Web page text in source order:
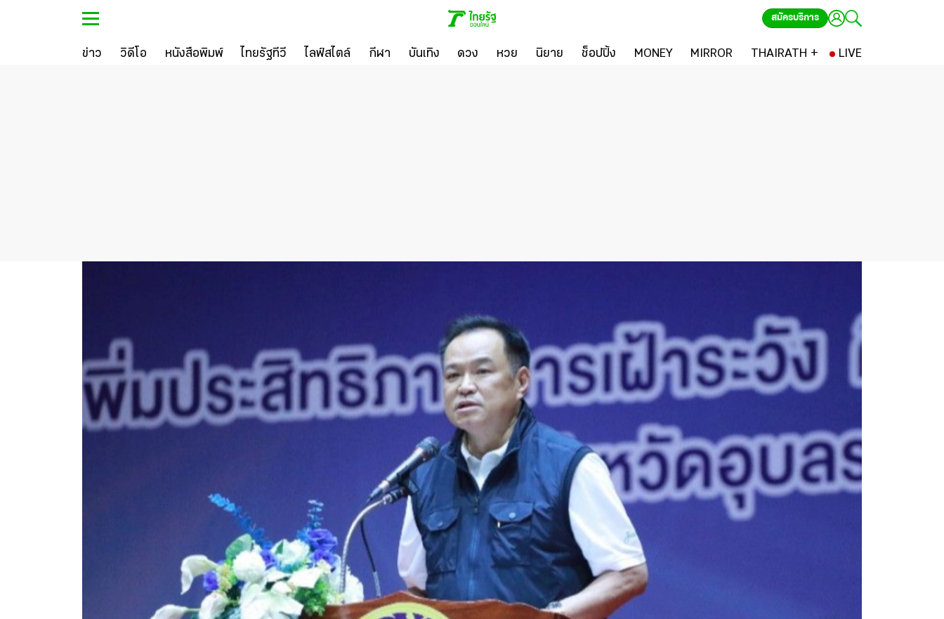
สมัครบริการ
ข่าว วิดีโอ หนังสือพิมพ์ ไทยรัฐทีวี ไลฟ์สไตล์ กีฬา บันเทิง ดวง หวย นิยาย ช็อปปิ้ง MONEY MIRROR THAIRATH + LIVE